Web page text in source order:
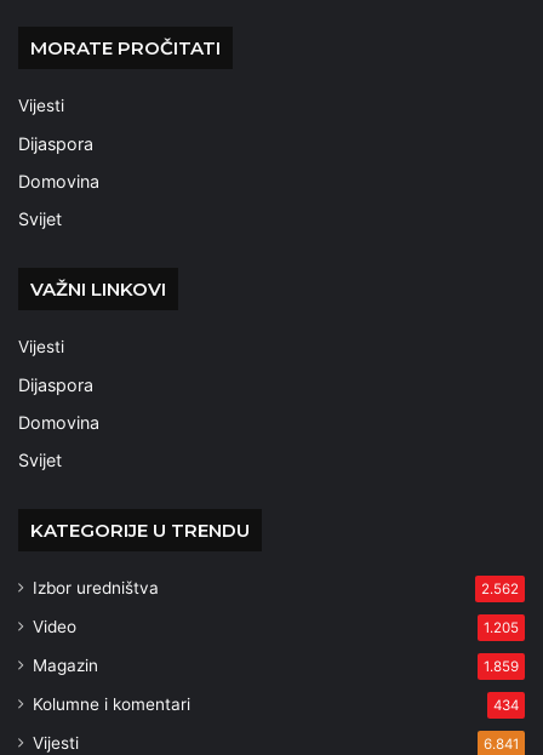
MORATE PROČITATI
Vijesti
Dijaspora
Domovina
Svijet
VAŽNI LINKOVI
Vijesti
Dijaspora
Domovina
Svijet
KATEGORIJE U TRENDU
Izbor uredništva 2.562
Video 1.205
Magazin 1.859
Kolumne i komentari 434
Vijesti 6.841